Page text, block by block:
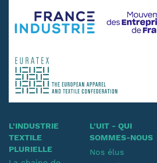
L'INDUSTRIE
TEXTILE
PLURIELLE
L'UIT - QUI
SOMMES-NOUS
Nos élus